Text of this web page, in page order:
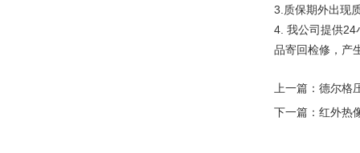
3. 质保期外出现
4. 我公司提供24
品寄回检修，产
上一篇： 德尔格
下一篇： 红外热